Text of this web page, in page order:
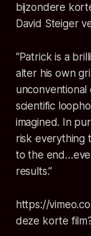
bijzondere
David Steiger
“Patrick is a
alter his own
unconventional
scientific
imagined. In
risk everything
to the
results.”
https://
deze korte